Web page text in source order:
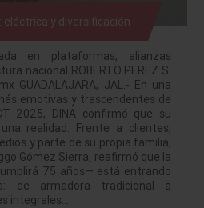
eléctrica y diversificación
en plataformas, alianzas
nacional ROBERTO PEREZ S.
GUADALAJARA, JAL.- En una
emotivas y trascendentes de
2025, DINA confirmó que su
realidad. Frente a clientes,
y parte de su propia familia,
Gómez Sierra, reafirmó que la
75 años— está entrando
de armadora tradicional a
integrales…